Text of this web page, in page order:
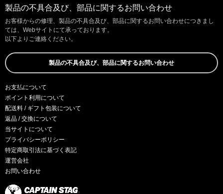
製品の不具合及び、部品に関するお問い合わせ
お客様からの修理、製品の不具合及び、部品に関するお問い合わせにつきまし
ては、Webサイトにて承っております。
以下よりご連絡ください。
製品の不具合及び、部品に関するお問い合わせ
お支払について
ポイント利用について
配送料 / ギフト包装について
返品 / 交換について
当サイトについて
プライバシーポリシー
特定商取引法に基づく表記
運営会社
お問い合わせ